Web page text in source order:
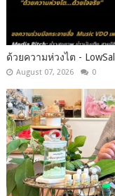
ด้วยความห่วงไต -
August 07, 2026 0